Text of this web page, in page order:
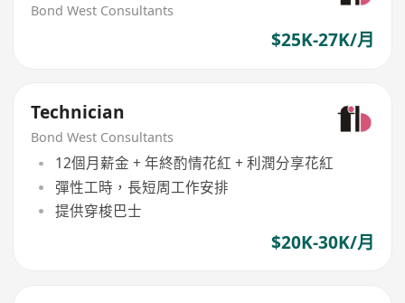
Bond West Consultants
$25K-27K/月
Technician
Bond West Consultants
12個月薪金 + 年終酌情花紅 + 利潤分享花紅
彈性工時，長短周工作安排
提供穿梭巴士
$20K-30K/月